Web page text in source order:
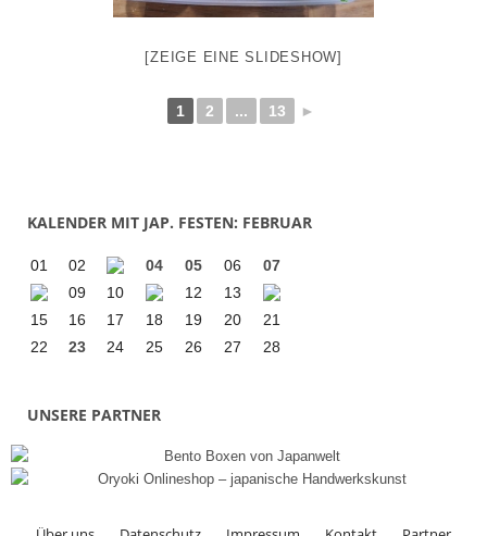
[ZEIGE EINE SLIDESHOW]
1 2 ... 13 ►
KALENDER MIT JAP. FESTEN: FEBRUAR
01 02 04 05 06
07
09
10 12
13
15
16 17 18 19 20
21
22
23 24 25 26 27 28
UNSERE PARTNER